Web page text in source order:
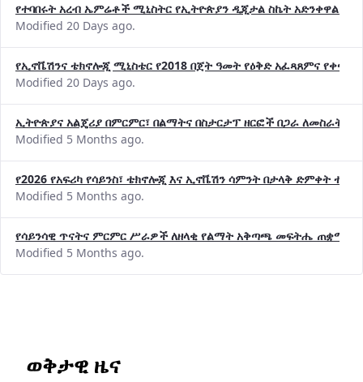
የተባበሩት አረብ ኤምሬቶች ሚኒስትር የኢትዮጵያን ዲጂታል ስኬት አድንቀዋል
Modified 20 Days ago.
የኢኖቬሽንና ቴክኖሎጂ ሚኒስቴር የ2018 በጀት ዓመት የዕቅድ አፈጻጸምና
Modified 20 Days ago.
ኢትዮጵያና አልጄሪያ በምርምር፣ በልማትና በስታርታፕ ዘርፎች በጋራ ለመስራት
Modified 5 Months ago.
የ2026 የአፍሪካ የሳይንስ፣ ቴክኖሎጂ እና ኢኖቬሽን ሳምንት በታላቅ ድምቀት
Modified 5 Months ago.
የሳይንሳዊ ጥናትና ምርምር ሥራዎች ለዘላቂ የልማት አቅጣጫ መፍትሔ ጠቋሚ
Modified 5 Months ago.
ወቅታዊ ዜና